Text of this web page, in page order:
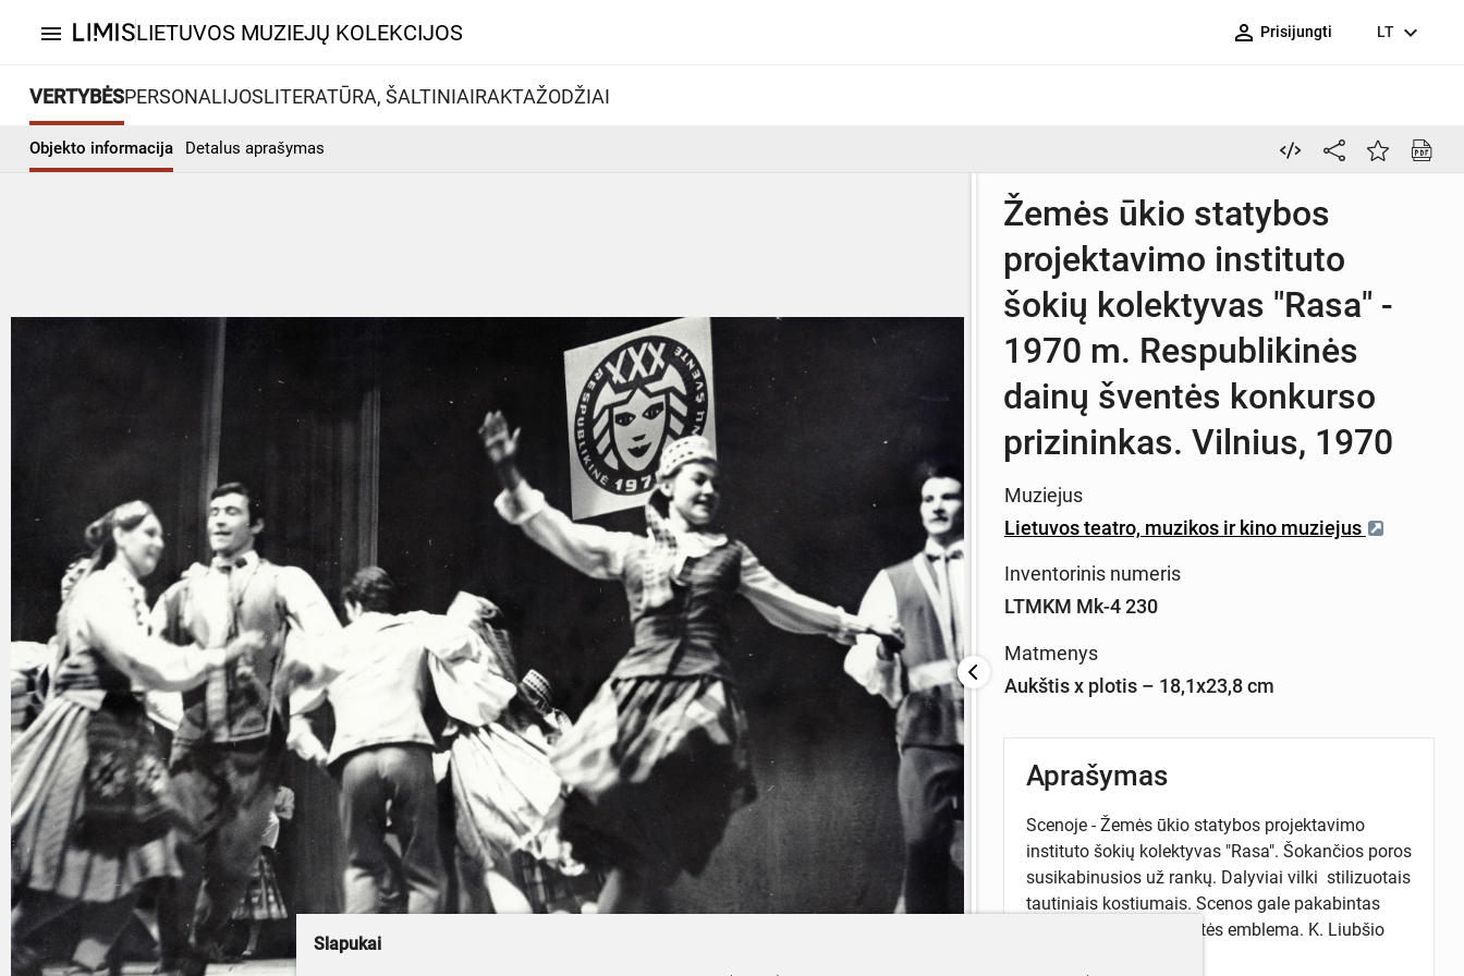
menu LIETUVOS MUZIEJŲ KOLEKCIJOS person_outline Prisijungti LT expand_more
VERTYBĖSPERSONALIJOSLITERATŪRA, ŠALTINIAIRAKTAŽODŽIAI
Objekto informacija Detalus aprašymas
Žemės ūkio statybos
projektavimo instituto
šokių kolektyvas "Rasa" -
1970 m. Respublikinės
dainų šventės konkurso
prizininkas. Vilnius, 1970
Muziejus
Lietuvos teatro, muzikos ir kino muziejus
Inventorinis numeris
LTMKM Mk-4 230
Matmenys
Aukštis x plotis – 18,1x23,8 cm
Aprašymas
Scenoje - Žemės ūkio statybos projektavimo
instituto šokių kolektyvas "Rasa". Šokančios poros
susikabinusios už rankų. Dalyviai vilki stilizuotais
tautiniais kostiumais. Scenos gale pakabintas
stendas su Dainų šventės emblema. K. Liubšio
Slapukai